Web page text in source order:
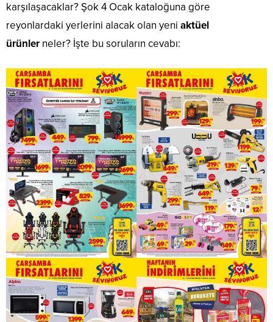
karşılaşacaklar? Şok 4 Ocak kataloğuna göre
reyonlardaki yerlerini alacak olan yeni aktüel
ürünler neler? İşte bu soruların cevabı: